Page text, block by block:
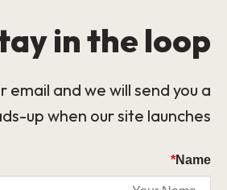
in the loop!
email and we will send you a
up when our site launches.
Name
*